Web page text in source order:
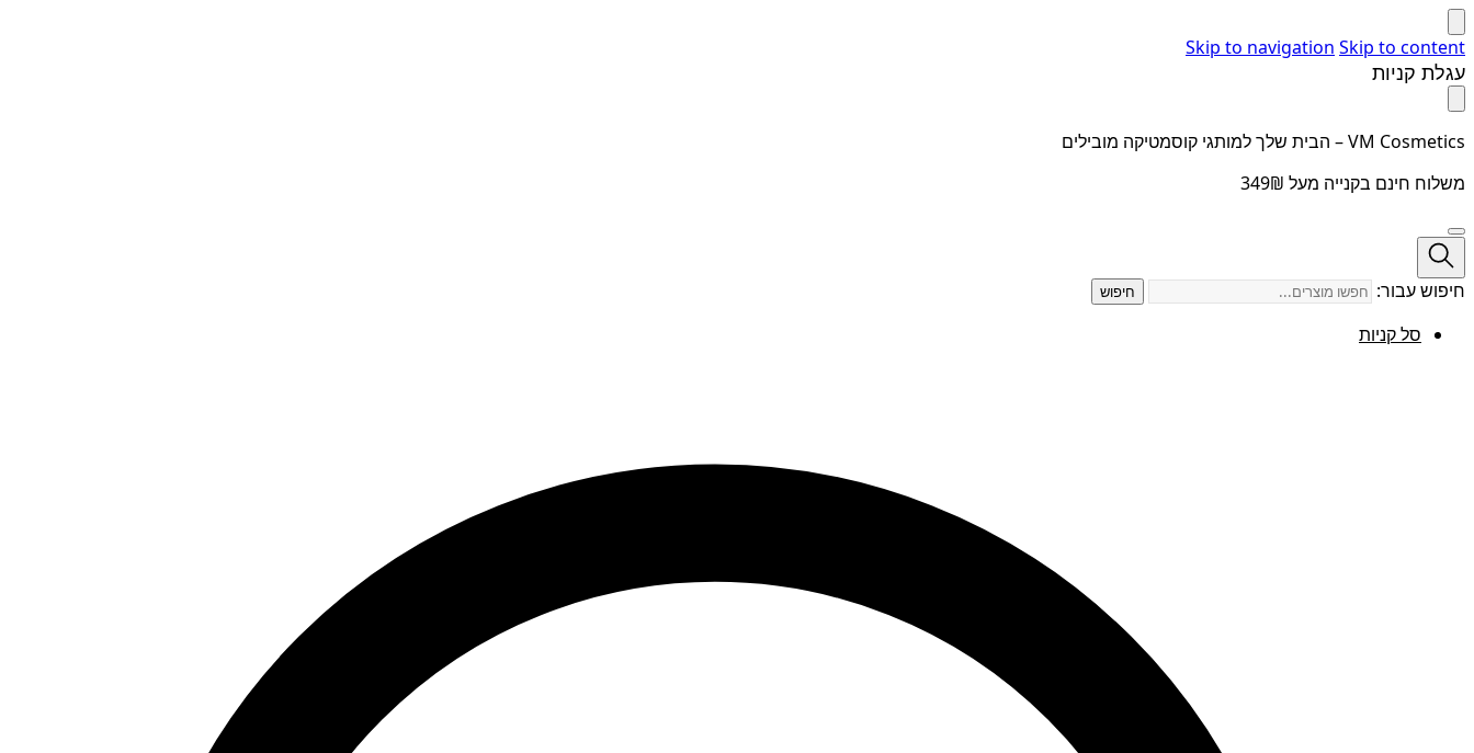
Skip to navigation Skip to content
עגלת קניות
VM Cosmetics – הבית שלך למותגי קוסמטיקה מובילים
משלוח חינם בקנייה מעל 349₪
חיפוש עבור: חיפוש
סל קניות